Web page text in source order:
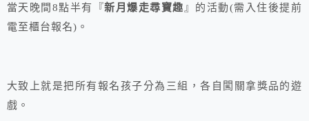
當天晚間8點半有『新月爆走尋寶趣』的活動(需入住後提前
電至櫃台報名)。
大致上就是把所有報名孩子分為三組，各自闖關拿獎品的遊
戲。